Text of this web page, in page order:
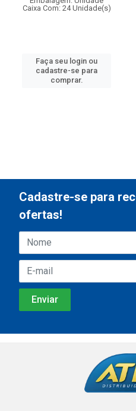
Caixa Com: 24 Unidade(s)
Faça seu login ou
cadastre-se para
comprar.
Cadastre-se para
ofertas!